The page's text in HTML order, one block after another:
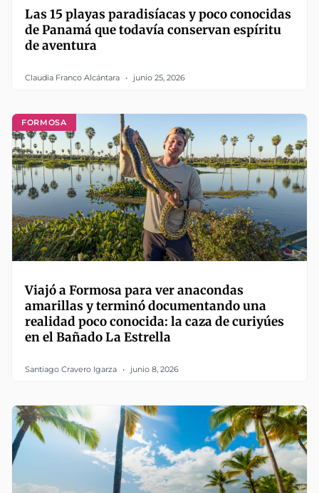
Las 15 playas paradisíacas y poco conocidas
de Panamá que todavía conservan espíritu
de aventura
Claudia Franco Alcántara junio 25, 2026
FORMOSA
Viajó a Formosa para ver anacondas
amarillas y terminó documentando una
realidad poco conocida: la caza de curiyúes
en el Bañado La Estrella
Santiago Cravero Igarza junio 8, 2026